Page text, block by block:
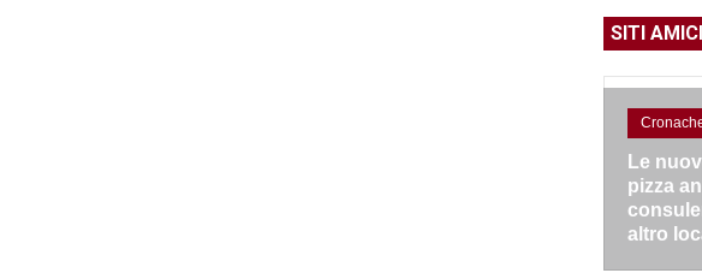
SITI AMICI
Le
pizza
altro